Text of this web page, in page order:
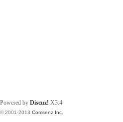
Powered by Discuz! X3.4
© 2001-2013 Comsenz Inc.